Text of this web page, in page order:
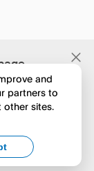
and
partners to
other sites.